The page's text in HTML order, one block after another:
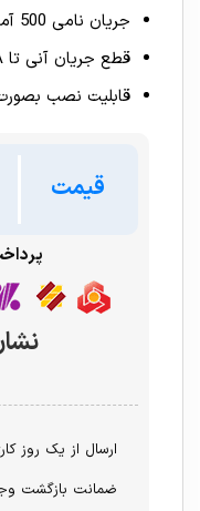
جریان نامی 500 آمپر
قطع جریان آنی تا 65KA
قابلیت نصب
قیمت
ارسال از یک روز
ضمانت بازگشت